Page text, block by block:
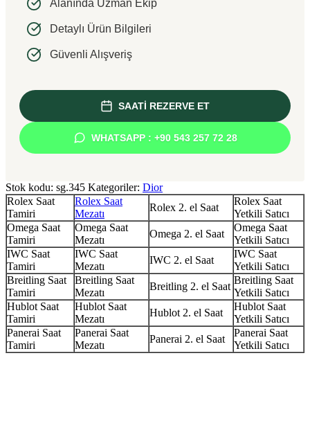
Alanında Uzman Ekip
Detaylı Ürün Bilgileri
Güvenli Alışveriş
SAATİ REZERVE ET
WHATSAPP : +90 543 257 72 28
Stok kodu: sg.345 Kategoriler: Dior
Rolex Saat
Tamiri
Rolex Saat
Mezatı
Rolex 2. el Saat
Rolex Saat
Yetkili Satıcı
Omega Saat
Tamiri
Omega Saat
Mezatı
Omega 2. el Saat
Omega Saat
Yetkili Satıcı
IWC Saat
Tamiri
IWC Saat
Mezatı
IWC 2. el Saat
IWC Saat
Yetkili Satıcı
Breitling Saat
Tamiri
Breitling Saat
Mezatı
Breitling 2. el Saat
Breitling Saat
Yetkili Satıcı
Hublot Saat
Tamiri
Hublot Saat
Mezatı
Hublot 2. el Saat
Hublot Saat
Yetkili Satıcı
Panerai Saat
Tamiri
Panerai Saat
Mezatı
Panerai 2. el Saat
Panerai Saat
Yetkili Satıcı